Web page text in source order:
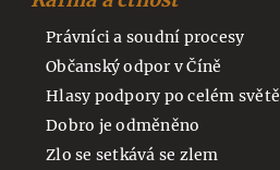
Právníci a soudní procesy
Občanský odpor v Číně
Hlasy podpory po celém světě
Dobro je odměněno
Zlo se setkává se zlem